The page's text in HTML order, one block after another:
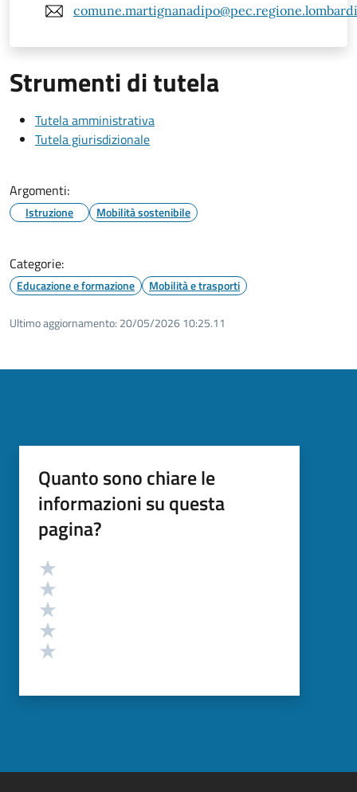
Strumenti di tutela
Tutela amministrativa
Tutela giurisdizionale
Argomenti:
Istruzione Mobilità sostenibile
Categorie:
Educazione e formazione Mobilità e trasporti
Ultimo aggiornamento: 20/05/2026 10:25.11
Quanto sono chiare le
informazioni su questa
pagina?
Valutazione